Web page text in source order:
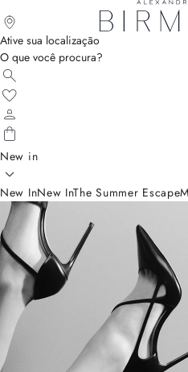
Ative sua localização
O que você procura?
New in
New InNew InThe Summer Escape